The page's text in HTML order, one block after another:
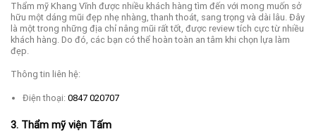
Thẩm mỹ Khang Vĩnh được nhiều khách hàng tìm đến với mong muốn sở
hữu một dáng mũi đẹp nhẹ nhàng, thanh thoát, sang trọng và dài lâu. Đây
là một trong những địa chỉ nâng mũi rất tốt, được review tích cực từ nhiều
khách hàng. Do đó, các bạn có thể hoàn toàn an tâm khi chọn lựa làm
đẹp.
Thông tin liên hệ:
Điện thoại: 0847 020707
3. Thẩm mỹ viện Tấm